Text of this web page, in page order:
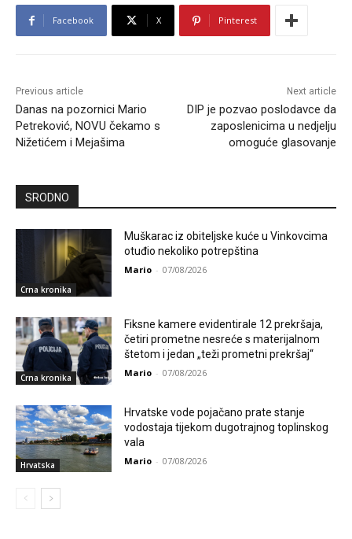
Facebook X Pinterest
Previous article
Danas na pozornici Mario
Petreković, NOVU čekamo s
Nižetićem i Mejašima
Next article
DIP je pozvao poslodavce da
zaposlenicima u nedjelju
omoguće glasovanje
SRODNO
Crna kronika
Muškarac iz obiteljske kuće u Vinkovcima
otuđio nekoliko potrepština
Mario - 07/08/2026
Crna kronika
Fiksne kamere evidentirale 12 prekršaja,
četiri prometne nesreće s materijalnom
štetom i jedan „teži prometni prekršaj“
Mario - 07/08/2026
Hrvatska
Hrvatske vode pojačano prate stanje
vodostaja tijekom dugotrajnog toplinskog
vala
Mario - 07/08/2026